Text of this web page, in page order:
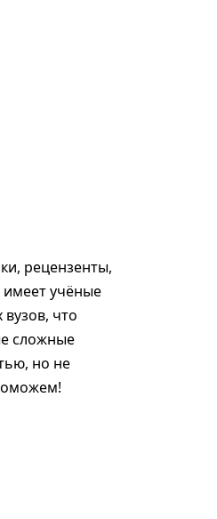
рецензенты,
имеет учёные
что
сложные
но не